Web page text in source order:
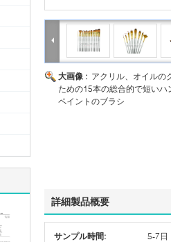
大画像 : アクリル、オイルの
ための15本の総合的で短いハ
ペイントのブラシ
詳細製品概要
サンプル時間: 5-7日